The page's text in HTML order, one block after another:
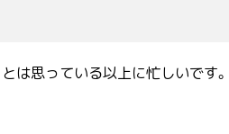
は思っている以上に忙しいです。